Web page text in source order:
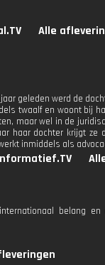
Alle
geleden werd de
twaalf en woont bij
maar wel in de
haar dochter krijgt ze
inmiddels als
belang en